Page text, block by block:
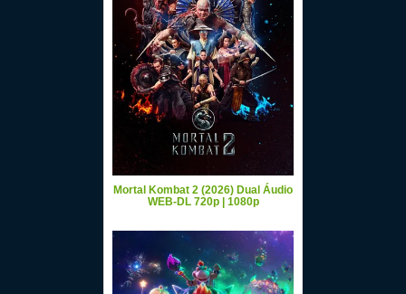
Mortal Kombat 2 (2026) Dual Áudio
WEB-DL 720p | 1080p